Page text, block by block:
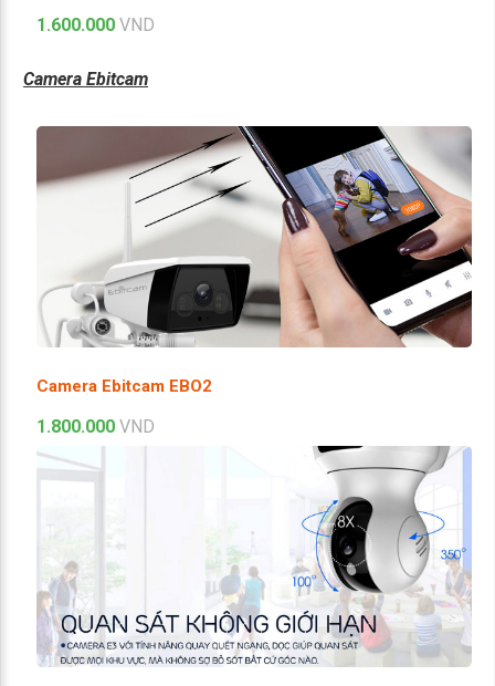
1.600.000 VND
Camera Ebitcam
Camera Ebitcam EBO2
1.800.000 VND